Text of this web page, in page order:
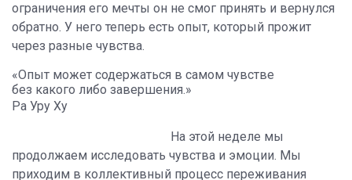
ограничения его мечты он не смог принять и вернулся
обратно. У него теперь есть опыт, который прожит
через разные чувства.
«Опыт может содержаться в самом чувстве
без какого либо завершения.»
Ра Уру Ху
На этой неделе мы
продолжаем исследовать чувства и эмоции. Мы
приходим в коллективный процесс переживания